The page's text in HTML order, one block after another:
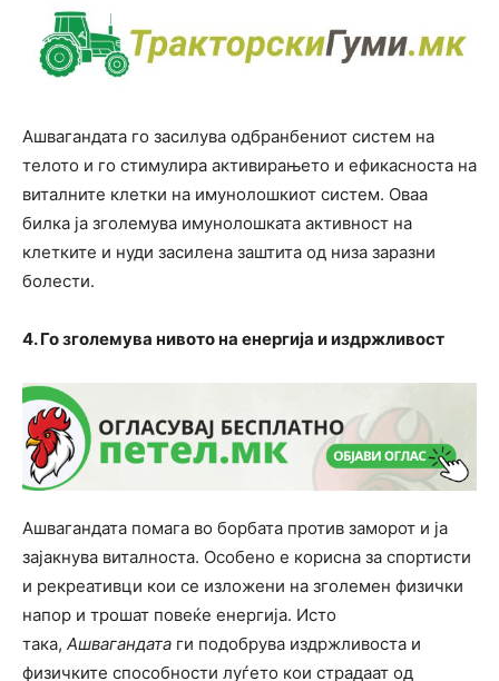
Ашвагандата го засилува одбранбениот систем на
телото и го стимулира активирањето и ефикасноста на
виталните клетки на имунолошкиот систем. Оваа
билка ја зголемува имунолошката активност на
клетките и нуди засилена заштита од низа заразни
болести.
4. Го зголемува нивото на енергија и издржливост
Ашвагандата помага во борбата против заморот и ја
зајакнува виталноста. Особено е корисна за спортисти
и рекреативци кои се изложени на зголемен физички
напор и трошат повеќе енергија. Исто
така, Ашвагандата ги подобрува издржливоста и
физичките способности луѓето кои страдаат од